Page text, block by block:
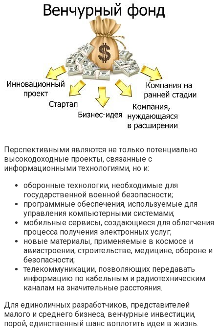
Перспективными являются не только потенциально
высокодоходные проекты, связанные с
информационными технологиями, но и:
оборонные технологии, необходимые для
государственной военной безопасности;
программные обеспечения, используемые для
управления компьютерными системами;
мобильные сервисы, создающиеся для облегчения
процесса получения электронных услуг;
новые материалы, применяемые в космосе и
авиастроении, строительстве, медицине, обороне и
безопасности;
телекоммуникации, позволяющих передавать
информацию по кабельным и радиотехническим
каналам на значительные расстояния.
Для единоличных разработчиков, представителей
малого и среднего бизнеса, венчурные инвестиции,
порой, единственный шанс воплотить идеи в жизнь.